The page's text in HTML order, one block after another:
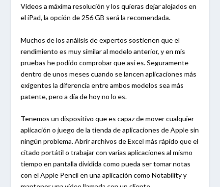
Videos a máxima resolución y los quieras dejar alojados en
el iPad, la opción de 256 GB será la recomendada.
Muchos de los análisis de expertos sostienen que el
rendimiento es muy similar al modelo anterior, y en mis
pruebas he podido comprobar que así es. Seguramente
dentro de unos meses cuando se lancen aplicaciones más
exigentes la diferencia entre ambos modelos sea más
patente, pero a día de hoy no lo es.
Tenemos un dispositivo que es capaz de mover cualquier
aplicación o juego de la tienda de aplicaciones de Apple sin
ningún problema. Abrir archivos de Excel más rápido que el
citado portátil o trabajar con varias aplicaciones al mismo
tiempo en pantalla dividida como pueda ser tomar notas
con el Apple Pencil en una aplicación como Notability y